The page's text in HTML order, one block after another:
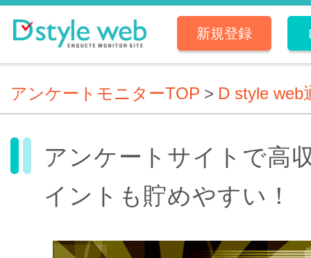
新規登録
アンケートモニターTOP > D style web
アンケートサイトで高
イントも貯めやすい！